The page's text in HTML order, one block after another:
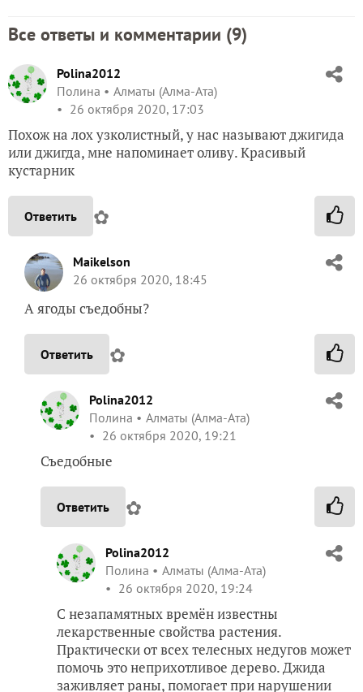
Все ответы и комментарии (9)
Polina2012
Полина
Алматы (Алма-Ата)
26 октября 2020, 17:03
Похож на лох узколистный, у нас называют джигида
или джигда, мне напоминает оливу. Красивый
кустарник
Ответить ✿
Maikelson
26 октября 2020, 18:45
А ягоды съедобны?
Ответить ✿
Polina2012
Полина
Алматы (Алма-Ата)
26 октября 2020, 19:21
Съедобные
Ответить ✿
Polina2012
Полина
Алматы (Алма-Ата)
26 октября 2020, 19:24
С незапамятных времён известны
лекарственные свойства растения.
Практически от всех телесных недугов может
помочь это неприхотливое дерево. Джида
заживляет раны, помогает при нарушении